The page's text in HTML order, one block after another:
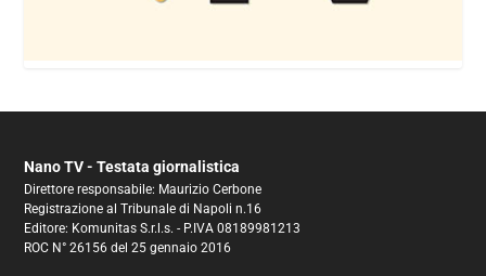
Nano TV - Testata giornalistica
Direttore responsabile: Maurizio Cerbone
Registrazione al Tribunale di Napoli n.16
Editore: Komunitas S.r.l.s. - P.IVA 08189981213
ROC N° 26156 del 25 gennaio 2016